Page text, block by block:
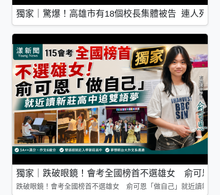
獨家｜驚爆！高雄市有18個校長集體被告 連人死了
獨家｜跌破眼鏡！會考全國榜首不選雄女 俞可恩
跌破眼鏡！會考全國榜首不選雄女 俞可恩「做自己」就近讀新莊